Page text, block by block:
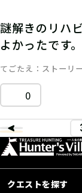
謎解きのリハ
よかったです。
てごたえ ストーリー
0
クエストを探す